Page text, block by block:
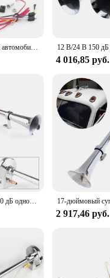
4 016,85 руб.
12 В супер громкий 150 дБ однотрубный воздушный звуковой компрессор для автомобиля, грузовика, лодки, поезда, звуковой сигнал, домкрат для авто звукового сигнала
2 917,46 руб.